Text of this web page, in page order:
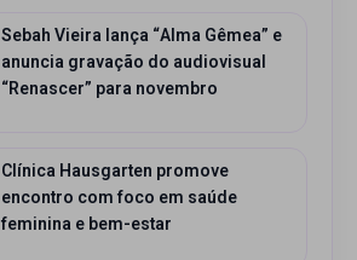
Sebah Vieira lança “Alma Gêmea” e
anuncia gravação do audiovisual
“Renascer” para novembro
Clínica Hausgarten promove
encontro com foco em saúde
feminina e bem-estar